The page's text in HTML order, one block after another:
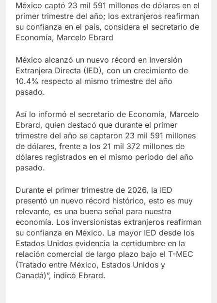
México captó 23 mil 591 millones de dólares en el
primer trimestre del año; los extranjeros reafirman
su confianza en el país, considera el secretario de
Economía, Marcelo Ebrard
México alcanzó un nuevo récord en Inversión
Extranjera Directa (IED), con un crecimiento de
10.4% respecto al mismo trimestre del año
pasado.
Así lo informó el secretario de Economía, Marcelo
Ebrard, quien destacó que durante el primer
trimestre del año se captaron 23 mil 591 millones
de dólares, frente a los 21 mil 372 millones de
dólares registrados en el mismo periodo del año
pasado.
Durante el primer trimestre de 2026, la IED
presentó un nuevo récord histórico, esto es muy
relevante, es una buena señal para nuestra
economía. Los inversionistas extranjeros reafirman
su confianza en México. La mayor IED desde los
Estados Unidos evidencia la certidumbre en la
relación comercial de largo plazo bajo el T-MEC
(Tratado entre México, Estados Unidos y
Canadá)”, indicó Ebrard.